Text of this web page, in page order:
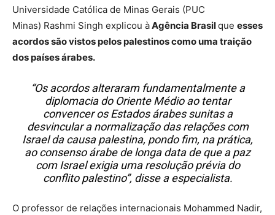
Universidade Católica de Minas Gerais (PUC
Minas) Rashmi Singh explicou àAgência Brasilque esses
acordos são vistos pelos palestinos como uma traição
dos países árabes.
“Os acordos alteraram fundamentalmente a
diplomacia do Oriente Médio ao tentar
convencer os Estados árabes sunitas a
desvincular a normalização das relações com
Israel da causa palestina, pondo fim, na prática,
ao consenso árabe de longa data de que a paz
com Israel exigia uma resolução prévia do
conflito palestino”, disse a especialista.
O professor de relações internacionais Mohammed Nadir,